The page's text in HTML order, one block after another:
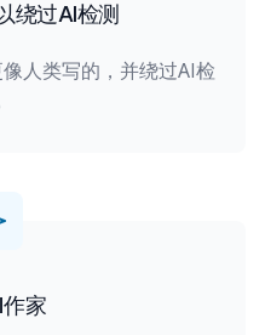
绕过AI检测
人类写的，并绕过AI检
家